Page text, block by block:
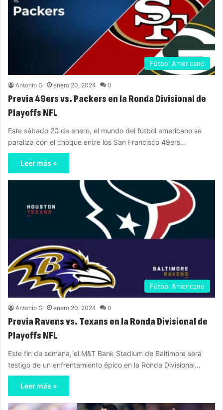
Fútbol Americano
Antonio G enero 20, 2024 0
Previa 49ers vs. Packers en la Ronda Divisional de
Playoffs NFL
Este sábado 20 de enero, el mundo del fútbol americano se
paraliza con el choque entre los San Francisco 49ers…
Leer más »
Fútbol Americano
Antonio G enero 20, 2024 0
Previa Ravens vs. Texans en la Ronda Divisional de
Playoffs NFL
Este fin de semana, el M&T Bank Stadium de Baltimore será
testigo de un enfrentamiento épico en la Ronda Divisional…
Leer más »